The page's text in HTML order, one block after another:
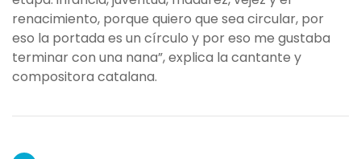
renacimiento, porque quiero que sea circular, por
eso la portada es un círculo y por eso me gustaba
terminar con una nana”, explica la cantante y
compositora catalana.